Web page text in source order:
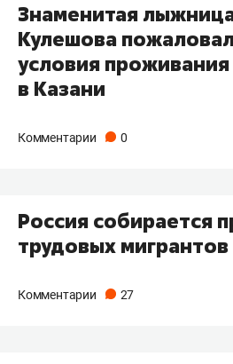
Знаменитая
Кулешова
условия
в Казани
Комментарии 0
Россия собирается
трудовых
Комментарии 27